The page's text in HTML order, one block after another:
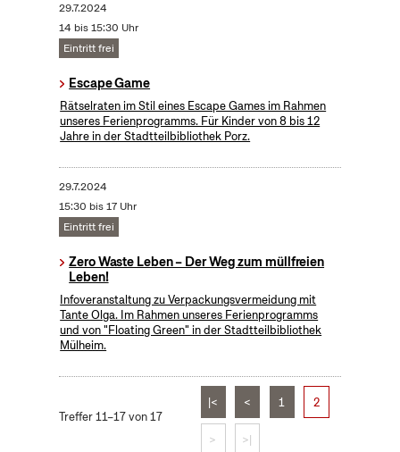
29.7.2024
14 bis 15:30 Uhr
Eintritt frei
Escape Game
Rätselraten im Stil eines Escape Games im Rahmen
unseres Ferienprogramms. Für Kinder von 8 bis 12
Jahre in der Stadtteilbibliothek Porz.
29.7.2024
15:30 bis 17 Uhr
Eintritt frei
Zero Waste Leben – Der Weg zum müllfreien
Leben!
Infoveranstaltung zu Verpackungsvermeidung mit
Tante Olga. Im Rahmen unseres Ferienprogramms
und von "Floating Green" in der Stadtteilbibliothek
Mülheim.
Treffer 11–17 von 17
|< < 1 2
> >|